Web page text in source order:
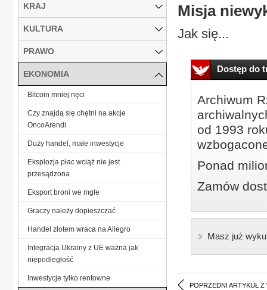
Misja
Jak się...
Dostęp do
Archiwum
od 1993
Ponad
Zamów
Masz już
POPRZEDNI ARTYKUŁ Z
KRAJ
KULTURA
PRAWO
EKONOMIA
Bitcoin mniej nęci
Czy znajdą się chętni na akcje
OncoArendi
Duży handel, małe inwestycje
Eksplozja płac wciąż nie jest
przesądzona
Eksport broni we mgle
Graczy należy dopieszczać
Handel złotem wraca na Allegro
Integracja Ukrainy z UE ważna jak
niepodległość
Inwestycje tylko rentowne